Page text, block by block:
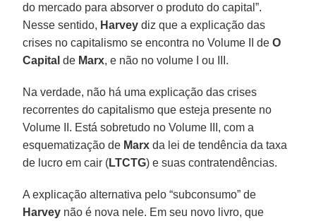
do mercado para absorver o produto do capital”.
Nesse sentido, Harvey diz que a explicação das
crises no capitalismo se encontra no Volume II deO
Capital de Marx, e não no volume I ou III.
Na verdade, não há uma explicação das crises
recorrentes do capitalismo que esteja presente no
Volume II. Está sobretudo no Volume III, com a
esquematização de Marx da lei de tendência da taxa
de lucro em cair (LTCTG) e suas contratendências.
A explicação alternativa pelo “subconsumo” de
Harvey não é nova nele. Em seu novo livro, que